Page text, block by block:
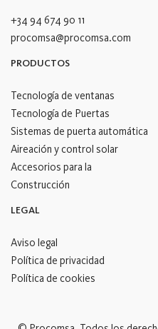
+34 94 674 90 11
procomsa@procomsa.com
PRODUCTOS
Tecnología de ventanas
Tecnología de Puertas
Sistemas de puerta automática
Aireación y control solar
Accesorios para la
Construcción
LEGAL
Aviso legal
Política de privacidad
Política de cookies